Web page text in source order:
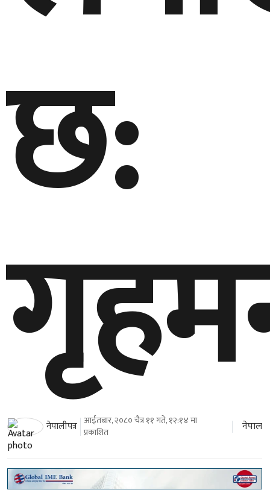
छ:
नेपालीपत्र आईतबार, २०८० चैत्र ११ गते, १२:१४ मा
प्रकाशित
नेपाल